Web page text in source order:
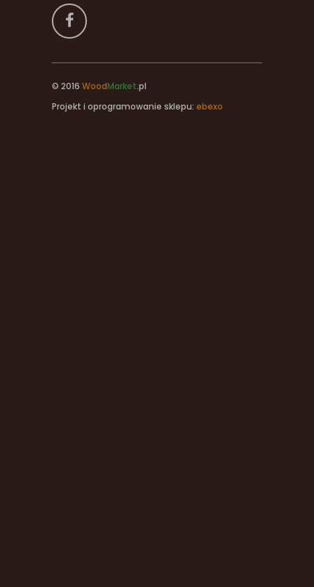
© 2016 WoodMarket.pl
Projekt i oprogramowanie sklepu: ebexo